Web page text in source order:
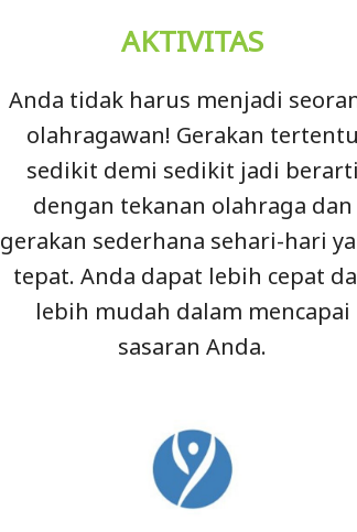
AKTIVITAS
Anda tidak harus menjadi
olahragawan! Gerakan tertentu
sedikit demi sedikit jadi berarti
dengan tekanan olahraga dan
gerakan sederhana sehari-hari
tepat. Anda dapat lebih cepat
lebih mudah dalam mencapai
sasaran Anda.